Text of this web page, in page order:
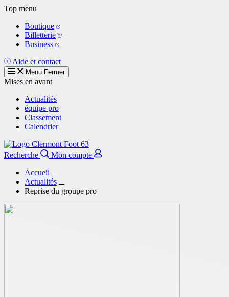
Aller
contenu
principal
Top menu
Boutique
Billetterie
Business
Aide et contact
Menu Fermer
Mises en avant
Actualités
équipe pro
Classement
Calendrier
Recherche
Mon compte
Accueil
Actualités
Reprise du groupe pro